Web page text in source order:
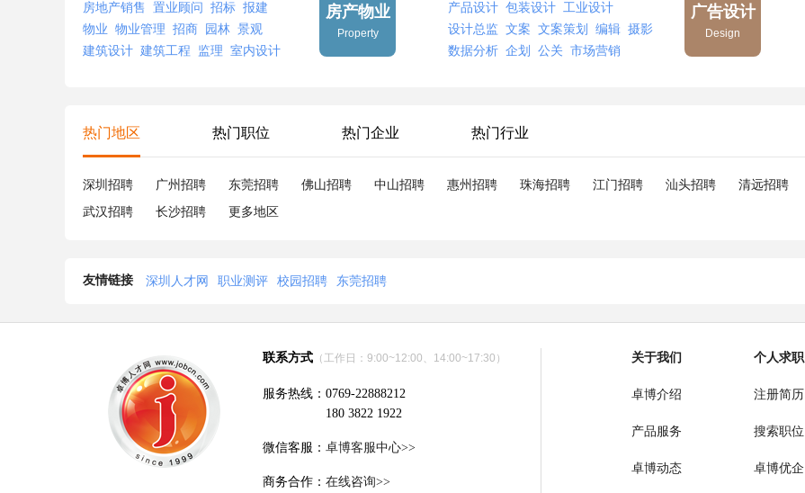
房产物业
Property
房地产销售
置业顾问 招标 报建
物业 物业管理 招商 园林 景观
建筑设计 建筑工程 监理 室内设计
广告设计
Design
产品设计 包装设计 工业设计
设计总监 文案 文案策划 编辑 摄影
数据分析 企划 公关 市场营销
热门地区 热门职位 热门企业 热门行业
深圳招聘 广州招聘 东莞招聘 佛山招聘 中山招聘 惠州招聘 珠海招聘 江门招聘 汕头招聘 清远招聘
武汉招聘
长沙招聘 更多地区
友情链接 深圳人才网 职业测评 校园招聘 东莞招聘
联系方式 （工作日：9:00~12:00、14:00~17:30）
服务热线：0769-22888212
180 3822 1922
微信客服： 卓博客服中心>>
商务合作： 在线咨询>>
关于我们
卓博介绍
产品服务
卓博动态
个人求职
注册简历
搜索职位
卓博优企